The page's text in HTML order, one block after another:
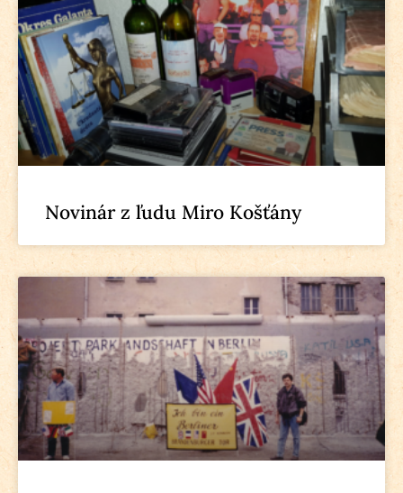
Novinár z ľudu Miro Košťány